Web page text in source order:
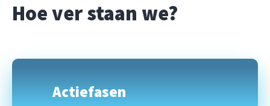
Hoe ver staan we?
Actiefasen